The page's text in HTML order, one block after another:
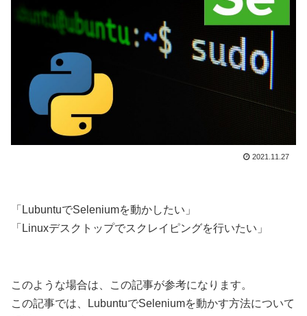
2021.11.27
「LubuntuでSeleniumを動かしたい」
「Linuxデスクトップでスクレイピングを行いたい」
このような場合は、この記事が参考になります。
この記事では、LubuntuでSeleniumを動かす方法について